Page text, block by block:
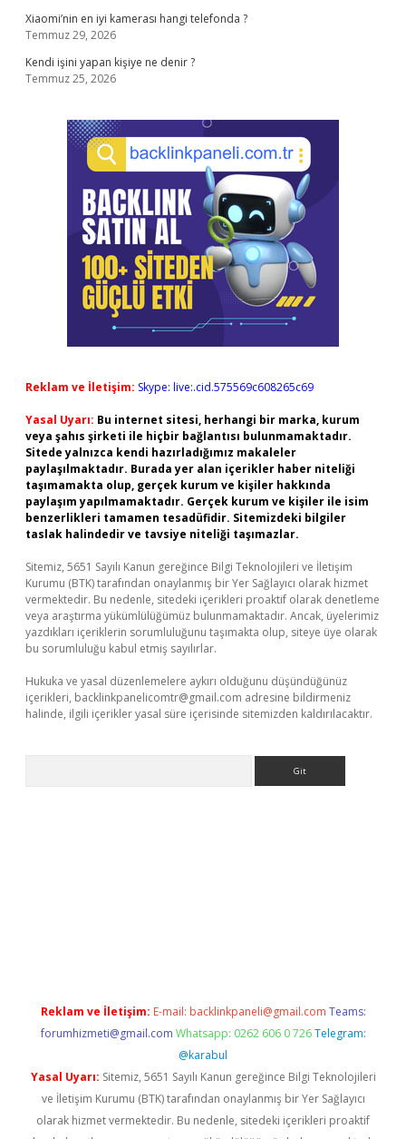
Xiaomi’nin en iyi kamerası hangi telefonda ?
Temmuz 29, 2026
Kendi işini yapan kişiye ne denir ?
Temmuz 25, 2026
Reklam ve İletişim: Skype: live:.cid.575569c608265c69
Yasal Uyarı: Bu internet sitesi, herhangi bir marka, kurum
veya şahıs şirketi ile hiçbir bağlantısı bulunmamaktadır.
Sitede yalnızca kendi hazırladığımız makaleler
paylaşılmaktadır. Burada yer alan içerikler haber niteliği
taşımamakta olup, gerçek kurum ve kişiler hakkında
paylaşım yapılmamaktadır. Gerçek kurum ve kişiler ile isim
benzerlikleri tamamen tesadüfidir. Sitemizdeki bilgiler
taslak halindedir ve tavsiye niteliği taşımazlar.
Sitemiz, 5651 Sayılı Kanun gereğince Bilgi Teknolojileri ve İletişim
Kurumu (BTK) tarafından onaylanmış bir Yer Sağlayıcı olarak hizmet
vermektedir. Bu nedenle, sitedeki içerikleri proaktif olarak denetleme
veya araştırma yükümlülüğümüz bulunmamaktadır. Ancak, üyelerimiz
yazdıkları içeriklerin sorumluluğunu taşımakta olup, siteye üye olarak
bu sorumluluğu kabul etmiş sayılırlar.
Hukuka ve yasal düzenlemelere aykırı olduğunu düşündüğünüz
içerikleri, backlinkpanelicomtr@gmail.com adresine bildirmeniz
halinde, ilgili içerikler yasal süre içerisinde sitemizden kaldırılacaktır.
Reklam ve İletişim: E-mail: backlinkpaneli@gmail.com Teams:
forumhizmeti@gmail.com Whatsapp: 0262 606 0 726 Telegram:
@karabul
Yasal Uyarı: Sitemiz, 5651 Sayılı Kanun gereğince Bilgi Teknolojileri
ve İletişim Kurumu (BTK) tarafından onaylanmış bir Yer Sağlayıcı
olarak hizmet vermektedir. Bu nedenle, sitedeki içerikleri proaktif